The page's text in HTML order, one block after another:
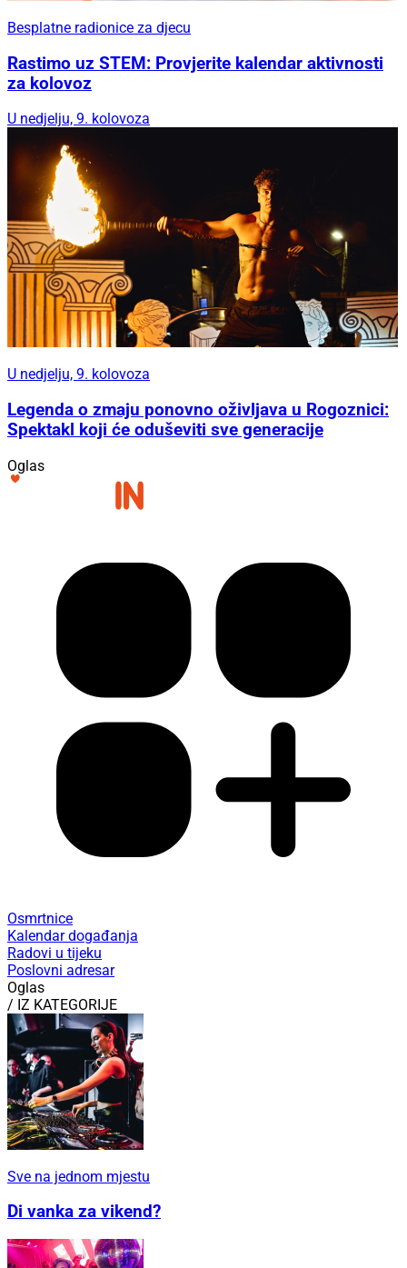
Besplatne radionice za djecu
Rastimo uz STEM: Provjerite kalendar aktivnosti
za kolovoz
U nedjelju, 9. kolovoza
U nedjelju, 9. kolovoza
Legenda o zmaju ponovno oživljava u Rogoznici:
Spektakl koji će oduševiti sve generacije
Oglas
Osmrtnice
Kalendar događanja
Radovi u tijeku
Poslovni adresar
Oglas
/ IZ KATEGORIJE
Sve na jednom mjestu
Di vanka za vikend?